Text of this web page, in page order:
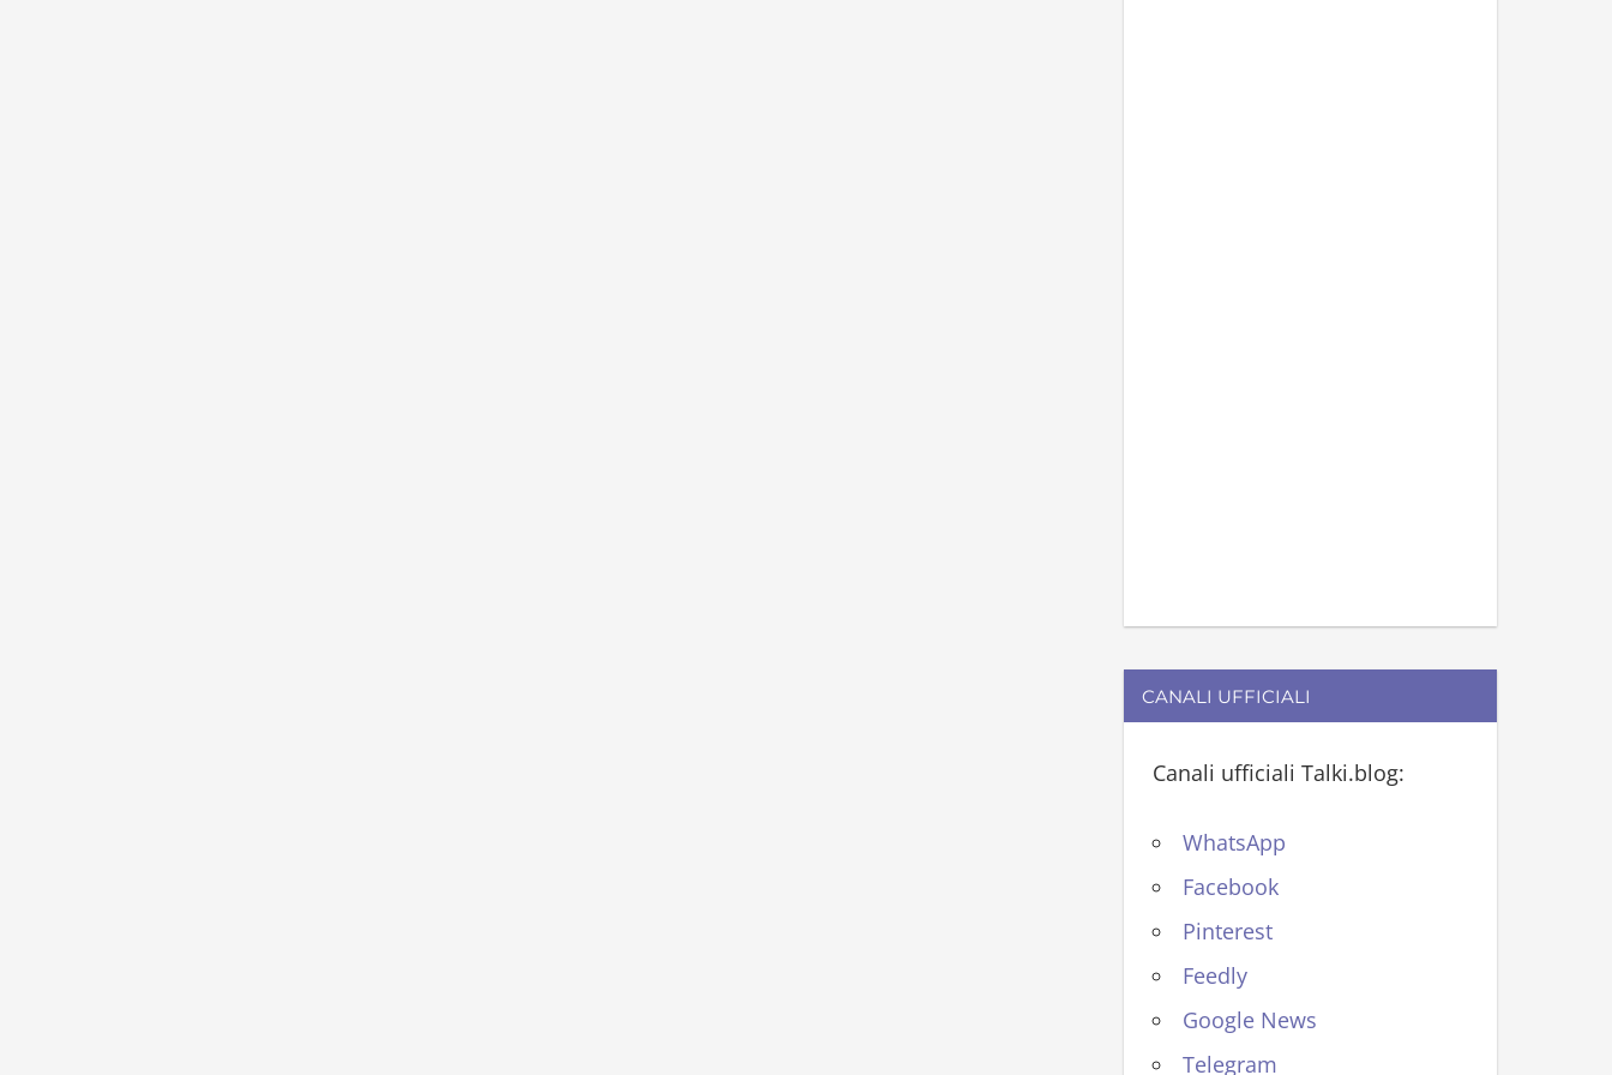
CANALI UFFICIALI
Canali ufficiali Talki.blog:
WhatsApp
Facebook
Pinterest
Feedly
Google News
Telegram